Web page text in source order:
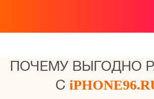
ПОЧЕМУ ВЫГОДНО
С